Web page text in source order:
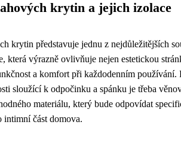
krytin a jejich izolace
krytin představuje jednu z nejdůležitějších
která výrazně ovlivňuje nejen estetickou
a komfort při každodenním používání.
sloužící k odpočinku a spánku je třeba
materiálu, který bude odpovídat
intimní část domova.